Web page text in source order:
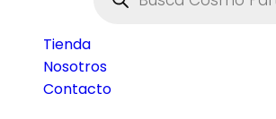
Tienda
Nosotros
Contacto